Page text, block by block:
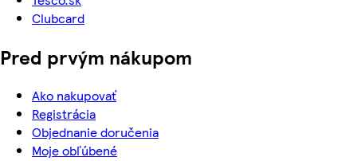
Clubcard
Pred prvým nákupom
Ako nakupovať
Registrácia
Objednanie doručenia
Moje obľúbené